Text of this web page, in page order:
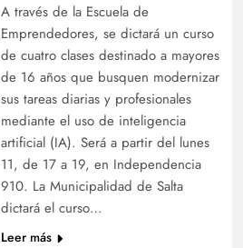
A través de la Escuela de
Emprendedores, se dictará un curso
de cuatro clases destinado a mayores
de 16 años que busquen modernizar
sus tareas diarias y profesionales
mediante el uso de inteligencia
artificial (IA). Será a partir del lunes
11, de 17 a 19, en Independencia
910. La Municipalidad de Salta
dictará el curso…
Leer más